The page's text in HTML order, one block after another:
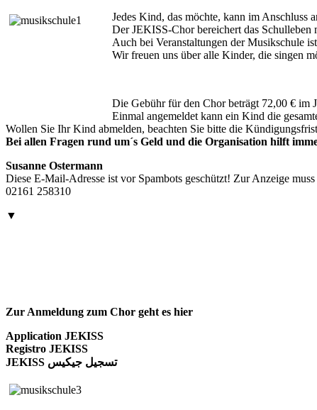
Jedes Kind, das möchte, kann im Anschluss
Der JEKISS-Chor bereichert das
Auch bei Veranstaltungen der Musikschule
Wir freuen uns über alle Kinder, die singen
Die Gebühr für den Chor beträgt 72,00 € im
Einmal angemeldet kann ein Kind die
Wollen Sie Ihr Kind abmelden, beachten Sie bitte die
Bei allen Fragen rund um´s Geld und die Organisation hilft
Susanne Ostermann
Diese E-Mail-Adresse ist vor Spambots geschützt! Zur Anzeige muss
02161 258310
▼
Zur Anmeldung zum Chor geht es hier
Application JEKISS
Registro JEKISS
JEKISS تسجيل جيكيس